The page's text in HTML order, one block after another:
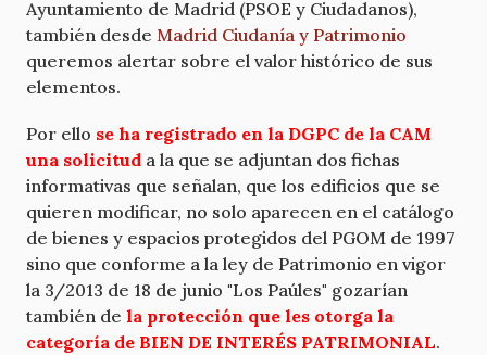
Ayuntamiento de Madrid (PSOE y Ciudadanos),
también desde Madrid Ciudanía y Patrimonio
queremos alertar sobre el valor histórico de sus
elementos.
Por ello se ha registrado en la DGPC de la CAM
una solicitud a la que se adjuntan dos fichas
informativas que señalan, que los edificios que se
quieren modificar, no solo aparecen en el catálogo
de bienes y espacios protegidos del PGOM de 1997
sino que conforme a la ley de Patrimonio en vigor
la 3/2013 de 18 de junio "Los Paúles" gozarían
también de la protección que les otorga la
categoría de BIEN DE INTERÉS PATRIMONIAL.